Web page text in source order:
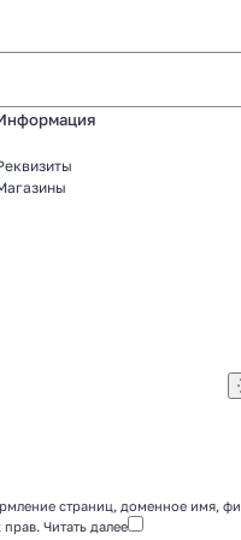
страниц, доменное имя,
прав. Читать далее